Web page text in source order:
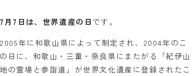
7月7日は、世界遺産の日です。
2005年に和歌山県によって制定され、2004年のこ
の日に、和歌山・三重・奈良県にまたがる「紀伊山
地の霊場と参詣道」が世界文化遺産に登録されたこ